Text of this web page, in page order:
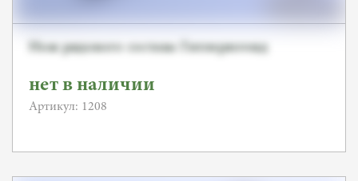
Нож рядового состава Гитлерюгенд
нет в наличии
Артикул: 1208